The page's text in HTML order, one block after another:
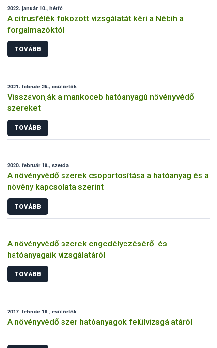
2022. január 10., hétfő
A citrusfélék fokozott vizsgálatát kéri a Nébih a
forgalmazóktól
TOVÁBB
2021. február 25., csütörtök
Visszavonják a mankoceb hatóanyagú növényvédő
szereket
TOVÁBB
2020. február 19., szerda
A növényvédő szerek csoportosítása a hatóanyag és a
növény kapcsolata szerint
TOVÁBB
A növényvédő szerek engedélyezéséről és
hatóanyagaik vizsgálatáról
TOVÁBB
2017. február 16., csütörtök
A növényvédő szer hatóanyagok felülvizsgálatáról